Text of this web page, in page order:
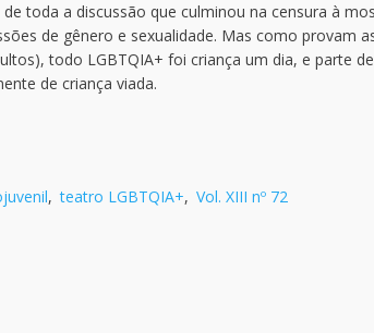
toda a discussão que culminou na censura à
de gênero e sexualidade. Mas como provam
todo LGBTQIA+ foi criança um dia, e parte
de criança viada.
, teatro LGBTQIA+, Vol. XIII nº 72